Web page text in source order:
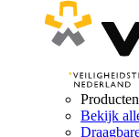
Producten
Bekijk